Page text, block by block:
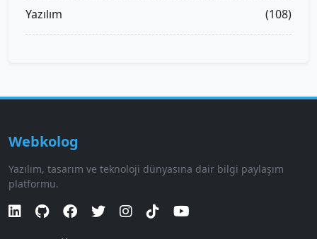
Yazılım (108)
Webkolog
Yazılım, tasarım ve teknoloji dünyasına dair bilgi paylaşım
platformu.